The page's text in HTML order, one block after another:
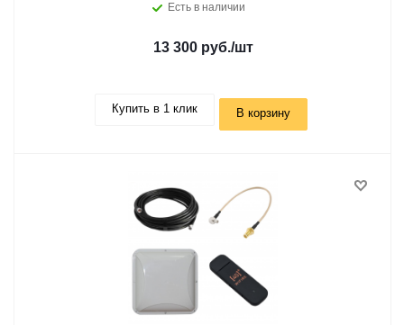
Есть в наличии
13 300 руб./шт
Купить в 1 клик В корзину